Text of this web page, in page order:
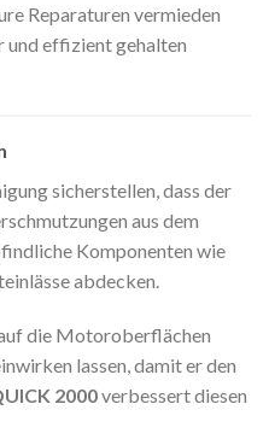
Reparaturen vermieden
und effizient gehalten
sicherstellen, dass der
aus dem
Komponenten wie
abdecken.
die Motoroberflächen
lassen, damit er den
2000verbessert diesen